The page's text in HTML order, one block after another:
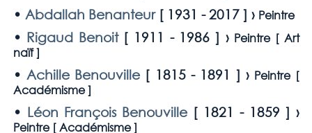
• Abdallah Benanteur[ 1931 - 2017] › Peintre
• Rigaud Benoit[ 1911 - 1986 ] › Peintre [ Art
naïf]
• Achille Benouville [ 1815 - 1891 ] › Peintre [
Académisme]
• Léon François Benouville[ 1821 - 1859 ] ›
Peintre [Académisme]